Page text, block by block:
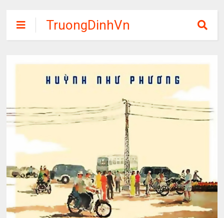
TruongDinhVn
Chia sẽ ebook,
phần mềm học
tập miễn phí